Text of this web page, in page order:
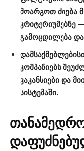
მოარგოთ ძიება
კრიტერიუმებზე
გამოცდილება და
კომპანიებს
ვაკანსიები და
სისტემაში.